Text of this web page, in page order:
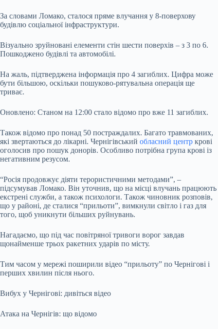
За словами Ломако, сталося пряме влучання у 8-поверхову
будівлю соціальної інфраструктури.
Візуально зруйновані елементи стін шести поверхів – з 3 по 6.
Пошкоджено будівлі та автомобілі.
На жаль, підтверджена інформація про 4 загиблих. Цифра може
бути більшою, оскільки пошуково-рятувальна операція ще
триває.
Оновлено: Станом на 12:00 стало відомо про вже 11 загиблих.
Також відомо про понад 50 постраждалих. Багато травмованих,
які звертаються до лікарні. Чернігівський обласний центр крові
оголосив про пошук донорів. Особливо потрібна група крові із
негативним резусом.
“Росія продовжує діяти терористичними методами”, –
підсумував Ломако. Він уточнив, що на місці влучань працюють
екстрені служби, а також психологи. Також чиновник розповів,
що у районі, де сталися “прильоти”, вимкнули світло і газ для
того, щоб уникнути більших руйнувань.
Нагадаємо, що під час повітряної тривоги ворог завдав
щонайменше трьох ракетних ударів по місту.
Тим часом у мережі поширили відео “прильоту” по Чернігові і
перших хвилин після нього.
Вибух у Чернігові: дивіться відео
Атака на Чернігів: що відомо